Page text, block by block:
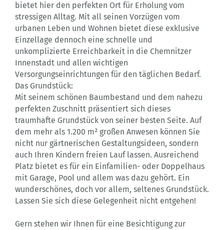
bietet hier den perfekten Ort für Erholung vom
stressigen Alltag. Mit all seinen Vorzügen vom
urbanen Leben und Wohnen bietet diese exklusive
Einzellage dennoch eine schnelle und
unkomplizierte Erreichbarkeit in die Chemnitzer
Innenstadt und allen wichtigen
Versorgungseinrichtungen für den täglichen Bedarf.
Das Grundstück:
Mit seinem schönen Baumbestand und dem nahezu
perfekten Zuschnitt präsentiert sich dieses
traumhafte Grundstück von seiner besten Seite. Auf
dem mehr als 1.200 m² großen Anwesen können Sie
nicht nur gärtnerischen Gestaltungsideen, sondern
auch Ihren Kindern freien Lauf lassen. Ausreichend
Platz bietet es für ein Einfamilien- oder Doppelhaus
mit Garage, Pool und allem was dazu gehört. Ein
wunderschönes, doch vor allem, seltenes Grundstück.
Lassen Sie sich diese Gelegenheit nicht entgehen!
Gern stehen wir Ihnen für eine Besichtigung zur